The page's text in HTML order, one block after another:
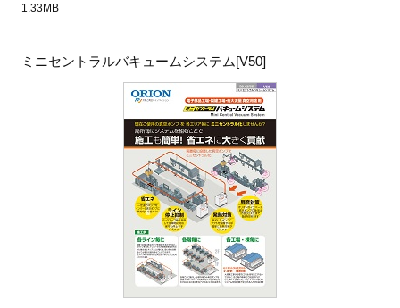
1.33MB
ミニセントラルバキュームシステム[V50]